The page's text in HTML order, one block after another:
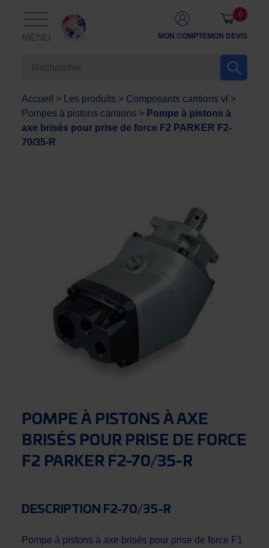
MENU MON COMPTEMON DEVIS
0
Accueil > Les produits > Composants camions vl >
Pompes à pistons camions > Pompe à pistons à
axe brisés pour prise de force F2 PARKER F2-
70/35-R
POMPE À PISTONS À AXE
BRISÉS POUR PRISE DE FORCE
F2 PARKER F2-70/35-R
DESCRIPTION F2-70/35-R
Pompe à pistons à axe brisés pour prise de force F1